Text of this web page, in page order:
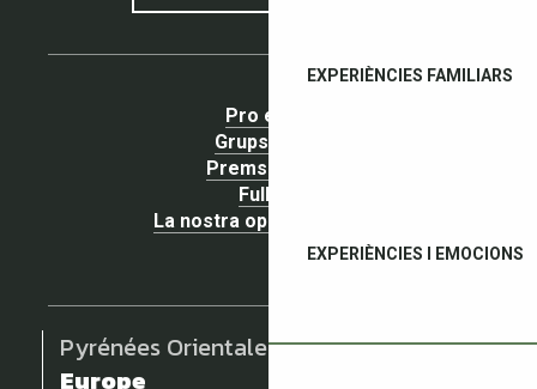
EXPERIÈNCIES FAMILIARS
EXPERIÈNCIES I EMOCIONS
Pro espai
Grups espai
Premsa espai
Fullets
La nostra opinió importa !
Pyrénées Orientales
Europe